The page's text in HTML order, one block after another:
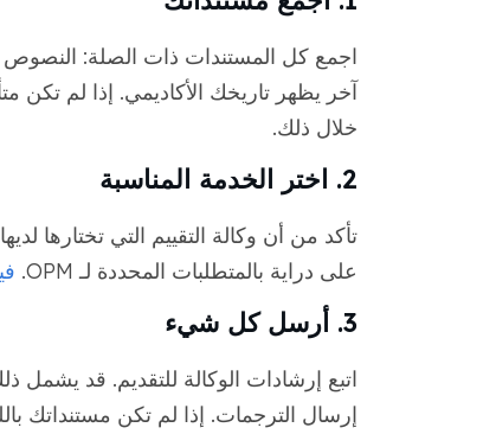
اجمع كل المستندات ذات الصلة: النصوص
خلال ذلك.
2. اختر الخدمة المناسبة
تأكد من أن وكالة التقييم التي تختارها
على دراية بالمتطلبات المحددة لـ OPM.
3. أرسل كل شيء
اتبع إرشادات الوكالة للتقديم. قد يشمل
إرسال الترجمات. إذا لم تكن مستنداتك